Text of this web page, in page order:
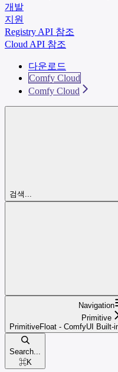
개발
지원
Registry API 참조
Cloud API 참조
다운로드
Comfy Cloud
Comfy Cloud
검색...
Navigation
Primitive
PrimitiveFloat - ComfyUI Built-
Search...
⌘K